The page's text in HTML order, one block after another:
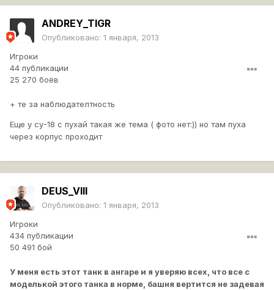
ANDREY_TIGR
Опубликовано: 1 января, 2013
Игроки
44 публикации
25 270 боёв
+ те за наблюдателтность
Еще у су-18 с пухай такая же тема ( фото нет:)) но там пуха
через корпус проходит
DEUS_VIII
Опубликовано: 1 января, 2013
Игроки
434 публикации
50 491 бой
У меня есть этот танк в ангаре и я уверяю всех, что все с
моделькой этого танка в норме, башня вертится не задевая